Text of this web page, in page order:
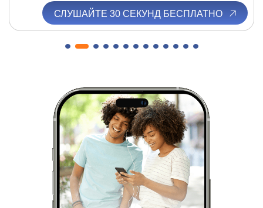
СЛУШАЙТЕ 30 СЕКУНД БЕСПЛАТНО